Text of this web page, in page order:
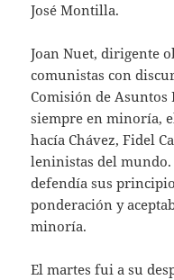
José Montilla.
Joan Nuet, dirigente
comunistas con
Comisión de
siempre en minoría,
hacía Chávez, Fidel
leninistas del mundo.
defendía sus
ponderación y
minoría.
El martes fui a su